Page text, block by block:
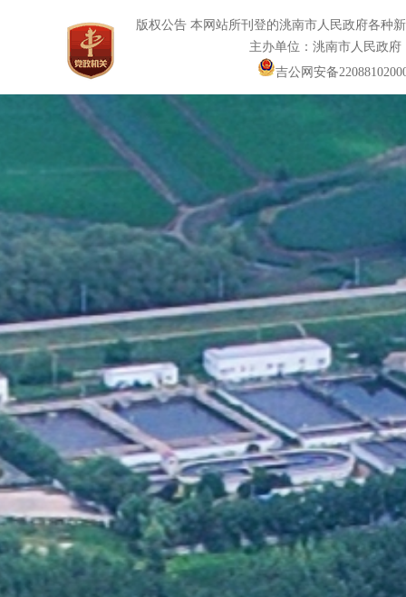
版权公告 本网站所刊登的洮南市人民政府各种
主办单位：洮南市人民政
吉公网安备